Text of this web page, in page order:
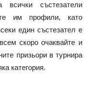
всички състезатели
им профили, като
един състезател е
скоро очаквайте и
призьори в турнира
категория.